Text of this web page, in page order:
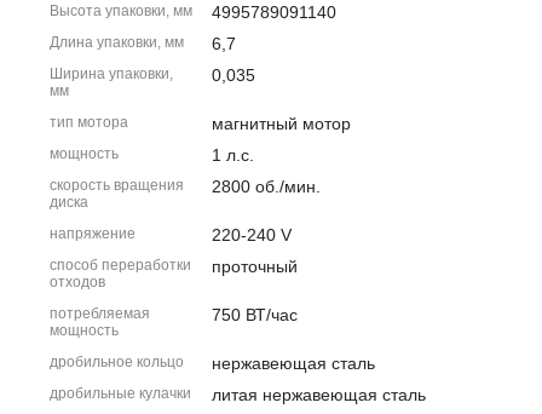
Высота упаковки, мм 4995789091140
Длина упаковки, мм 6,7
Ширина упаковки,
мм
0,035
тип мотора магнитный мотор
мощность 1 л.с.
скорость вращения
диска
2800 об./мин.
напряжение 220-240 V
способ переработки
отходов
проточный
потребляемая
мощность
750 ВТ/час
дробильное кольцо нержавеющая сталь
дробильные кулачки литая нержавеющая сталь